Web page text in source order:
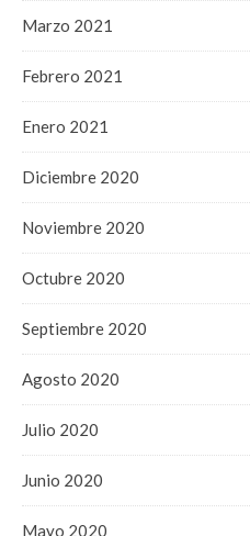
Marzo 2021
Febrero 2021
Enero 2021
Diciembre 2020
Noviembre 2020
Octubre 2020
Septiembre 2020
Agosto 2020
Julio 2020
Junio 2020
Mayo 2020